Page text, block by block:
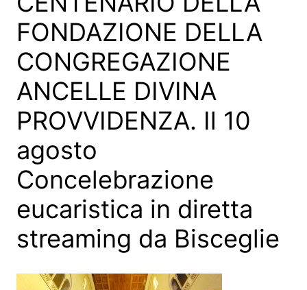
FONDAZIONE DELLA
CONGREGAZIONE
ANCELLE DIVINA
PROVVIDENZA. Il 10
agosto
Concelebrazione
eucaristica in diretta
streaming da Bisceglie